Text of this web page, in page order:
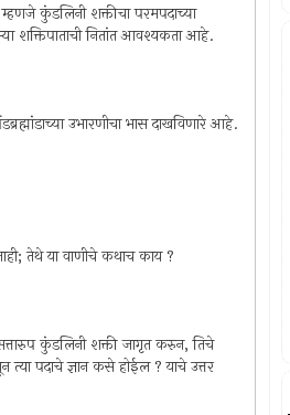
म्हणजे कुंडलिनी शक्तीचा परमपदाच्या
शक्तिपाताची नितांत आवश्यकता आहे.
उभारणीचा भास दाखविणारे आहे.
तेथे या वाणीचे कथाच काय ?
कुंडलिनी शक्ती जागृत करुन, तिचे
त्या पदाचे ज्ञान कसे होईल ? याचे उत्तर